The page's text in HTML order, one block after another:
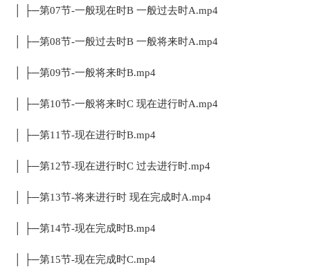
│ ├─第07节-一般现在时B 一般过去时A.mp4
│ ├─第08节-一般过去时B 一般将来时A.mp4
│ ├─第09节-一般将来时B.mp4
│ ├─第10节-一般将来时C 现在进行时A.mp4
│ ├─第11节-现在进行时B.mp4
│ ├─第12节-现在进行时C 过去进行时.mp4
│ ├─第13节-将来进行时 现在完成时A.mp4
│ ├─第14节-现在完成时B.mp4
│ ├─第15节-现在完成时C.mp4